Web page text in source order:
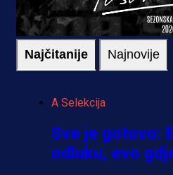
Najčitanije Najnovije
A Selekcija
Sve je gotovo:
odluku, evo